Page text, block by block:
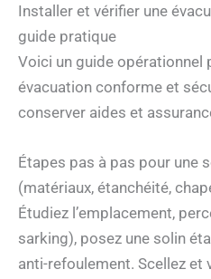
Installer et vérifier une
guide pratique
Voici un guide
évacuation conforme et
conserver aides et
Étapes pas à pas pour une
(matériaux, étanchéité,
Étudiez l’emplacement,
sarking), posez une solin
anti-refoulement. Scellez et